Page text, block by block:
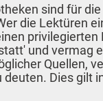
sind für
die Lektüren
privilegierten
und vermag
Quellen,
deuten. Dies gilt